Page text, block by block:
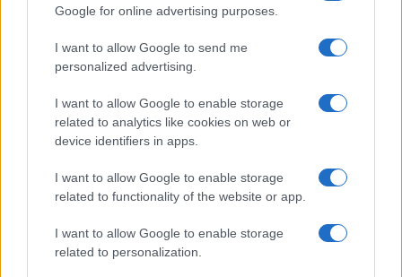
Google for online advertising purposes.
I want to allow Google to send me
personalized advertising.
I want to allow Google to enable storage
related to analytics like cookies on web or
device identifiers in apps.
I want to allow Google to enable storage
related to functionality of the website or app.
I want to allow Google to enable storage
related to personalization.